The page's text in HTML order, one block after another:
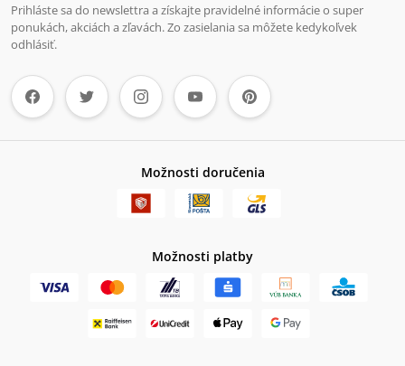
Prihláste sa do newslettra a získajte pravidelné informácie o super
ponukách, akciách a zľavách. Zo zasielania sa môžete kedykoľvek
odhlásiť.
Možnosti doručenia
Možnosti platby